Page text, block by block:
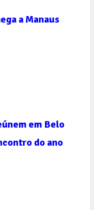
a Manaus
em Belo
do ano